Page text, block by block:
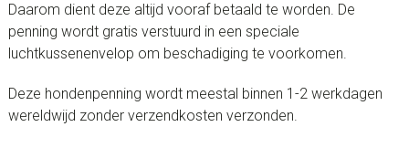
Daarom dient deze altijd vooraf betaald te worden. De
penning wordt gratis verstuurd in een speciale
luchtkussenenvelop om beschadiging te voorkomen.
Deze hondenpenning wordt meestal binnen 1-2 werkdagen
wereldwijd zonder verzendkosten verzonden.